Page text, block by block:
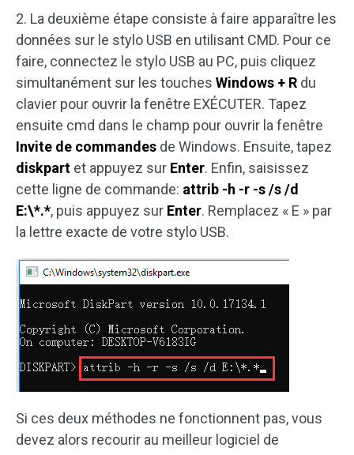
2. La deuxième étape consiste à faire apparaître les
données sur le stylo USB en utilisant CMD. Pour ce
faire, connectez le stylo USB au PC, puis cliquez
simultanément sur les touches Windows + R du
clavier pour ouvrir la fenêtre EXÉCUTER. Tapez
ensuite cmd dans le champ pour ouvrir la fenêtre
Invite de commandes de Windows. Ensuite, tapez
diskpart et appuyez sur Enter. Enfin, saisissez
cette ligne de commande: attrib -h -r -s /s /d
E:\*.*, puis appuyez sur Enter. Remplacez « E » par
la lettre exacte de votre stylo USB.
Si ces deux méthodes ne fonctionnent pas, vous
devez alors recourir au meilleur logiciel de